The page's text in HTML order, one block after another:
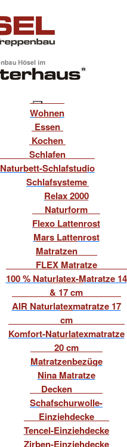
Wohnen
Essen
Kochen
Schlafen
Naturbett-Schlafstudio
Schlafsysteme
Relax 2000
Naturform
Flexo Lattenrost
Mars Lattenrost
Matratzen
FLEX Matratze
100 % Naturlatex-Matratze 14
& 17 cm
AIR Naturlatexmatratze 17
cm
Komfort-Naturlatexmatratze
20 cm
Matratzenbezüge
Nina Matratze
Decken
Schafschurwolle-
Einziehdecke
Tencel-Einziehdecke
Zirben-Einziehdecke